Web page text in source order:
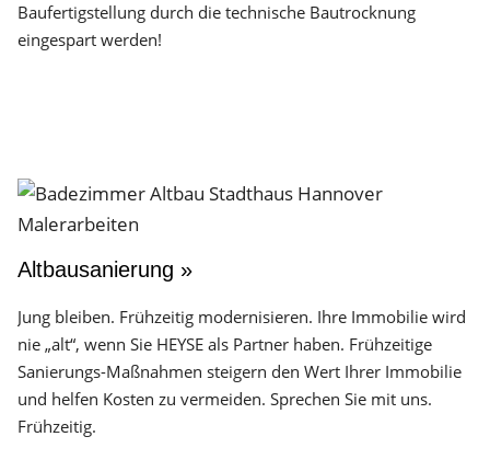
Baufertigstellung durch die technische Bautrocknung
eingespart werden!
Altbausanierung »
Jung bleiben. Frühzeitig modernisieren. Ihre Immobilie wird
nie „alt“, wenn Sie HEYSE als Partner haben. Frühzeitige
Sanierungs-Maßnahmen steigern den Wert Ihrer Immobilie
und helfen Kosten zu vermeiden. Sprechen Sie mit uns.
Frühzeitig.